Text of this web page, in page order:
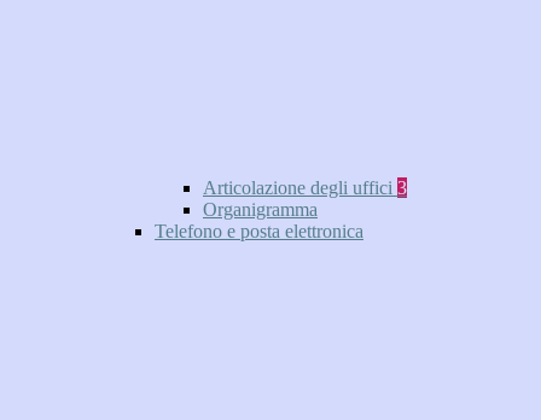
Articolazione degli uffici 3
Organigramma
Telefono e posta elettronica